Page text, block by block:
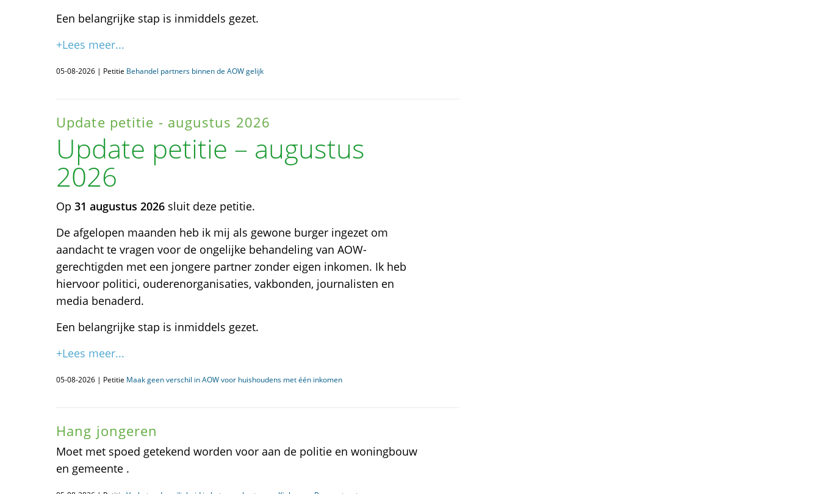
Een belangrijke stap is inmiddels gezet.
+Lees meer...
05-08-2026 | Petitie Behandel partners binnen de AOW gelijk
Update petitie - augustus 2026
Update petitie – augustus
2026
Op 31 augustus 2026 sluit deze petitie.
De afgelopen maanden heb ik mij als gewone burger ingezet om
aandacht te vragen voor de ongelijke behandeling van AOW-
gerechtigden met een jongere partner zonder eigen inkomen. Ik heb
hiervoor politici, ouderenorganisaties, vakbonden, journalisten en
media benaderd.
Een belangrijke stap is inmiddels gezet.
+Lees meer...
05-08-2026 | Petitie Maak geen verschil in AOW voor huishoudens met één inkomen
Hang jongeren
Moet met spoed getekend worden voor aan de politie en woningbouw
en gemeente .